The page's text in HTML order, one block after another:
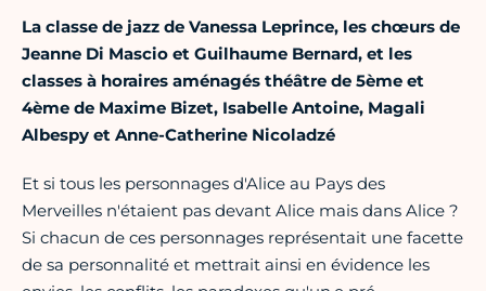
La classe de jazz de Vanessa Leprince, les chœurs de
Jeanne Di Mascio et Guilhaume Bernard, et les
classes à horaires aménagés théâtre de 5ème et
4ème de Maxime Bizet, Isabelle Antoine, Magali
Albespy et Anne-Catherine Nicoladzé
Et si tous les personnages d'Alice au Pays des
Merveilles n'étaient pas devant Alice mais dans Alice ?
Si chacun de ces personnages représentait une facette
de sa personnalité et mettrait ainsi en évidence les